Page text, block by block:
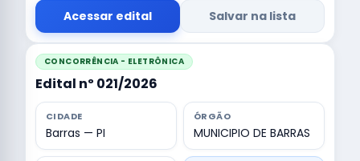
Acessar edital Salvar na lista
CONCORRÊNCIA - ELETRÔNICA
Edital nº 021/2026
CIDADE
Barras — PI
ÓRGÃO
MUNICIPIO DE BARRAS